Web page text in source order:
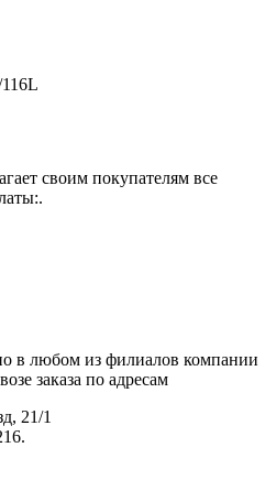
своим покупателям все
в любом из филиалов компании
заказа по адресам
21/1